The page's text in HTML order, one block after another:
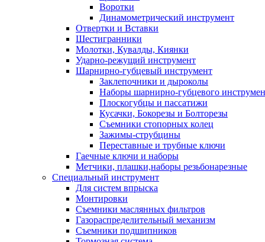
Воротки
Динамометрический инструмент
Отвертки и Вставки
Шестигранники
Молотки, Кувалды, Киянки
Ударно-режущий инструмент
Шарнирно-губцевый инструмент
Заклепочники и дыроколы
Наборы шарнирно-губцевого
Плоскогубцы и пассатижи
Кусачки, Бокорезы и Болторезы
Съемники стопорных колец
Зажимы-струбцины
Переставные и трубные ключи
Гаечные ключи и наборы
Метчики, плашки,наборы резьбонарезные
Специальный инструмент
Для систем впрыска
Монтировки
Съемники маслянных фильтров
Газораспределительный механизм
Съемники подшипников